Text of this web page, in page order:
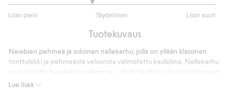
Liian pieni Täydellinen Liian suuri
/
ääneen
Tuotekuvaus
Lue lisää
Newbien pehmeä ja suloinen nallekarhu, jolla on yllään klassinen
tonttulakki ja pehmeästä veluurista valmistettu kaulaliina. Nallekarhu
ilmeen. Kaikki lelut ovat lapsiturvallisia, ja niissä on testatut ja